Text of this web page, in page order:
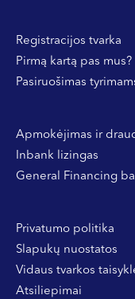
Registracijos tvarka
Pirmą kartą pas mus?
Pasiruošimas
Apmokėjimas ir
Inbank lizingas
General Financing
Privatumo politika
Slapukų nuostatos
Vidaus tvarkos
Atsiliepimai